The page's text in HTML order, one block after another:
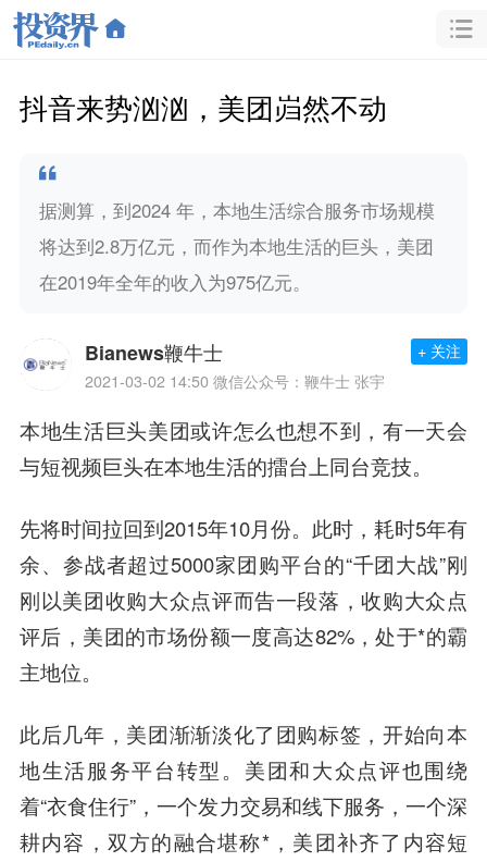
抖音来势汹汹，美团岿然不动
据测算，到2024 年，本地生活综合服务市场规模
将达到2.8万亿元，而作为本地生活的巨头，美团
在2019年全年的收入为975亿元。
Bianews鞭牛士
2021-03-02 14:50 微信公众号：鞭牛士 张宇
+ 关注
本地生活巨头美团或许怎么也想不到，有一天会
与短视频巨头在本地生活的擂台上同台竞技。
先将时间拉回到2015年10月份。此时，耗时5年有
余、参战者超过5000家团购平台的“千团大战”刚
刚以美团收购大众点评而告一段落，收购大众点
评后，美团的市场份额一度高达82%，处于*的霸
主地位。
此后几年，美团渐渐淡化了团购标签，开始向本
地生活服务平台转型。美团和大众点评也围绕
着“衣食住行”，一个发力交易和线下服务，一个深
耕内容，双方的融合堪称*，美团补齐了内容短